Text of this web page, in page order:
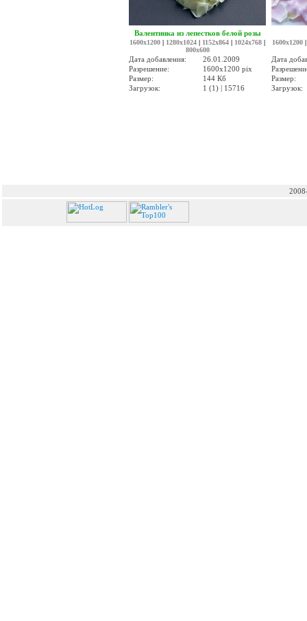
Валентинка из лепестков белой розы
1600x1200 | 1280x1024 | 1152x864 | 1024x768 |
800x600
Дата добавления:
26.01.2009
Разрешение:
1600x1200 pix
Размер:
144 Кб
Загрузок:
1 (1) | 15716
1600x1200
Дата
Размер:
Загрузок: